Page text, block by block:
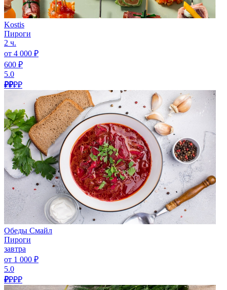
Kostis
Пироги
2 ч.
от 4 000 ₽
600 ₽
5.0
₽₽₽₽
Обеды Смайл
Пироги
завтра
от 1 000 ₽
5.0
₽₽₽₽